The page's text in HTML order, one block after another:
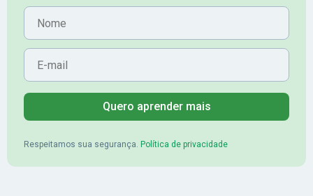
Nome
E-mail
Quero aprender mais
Respeitamos sua segurança. Política de privacidade